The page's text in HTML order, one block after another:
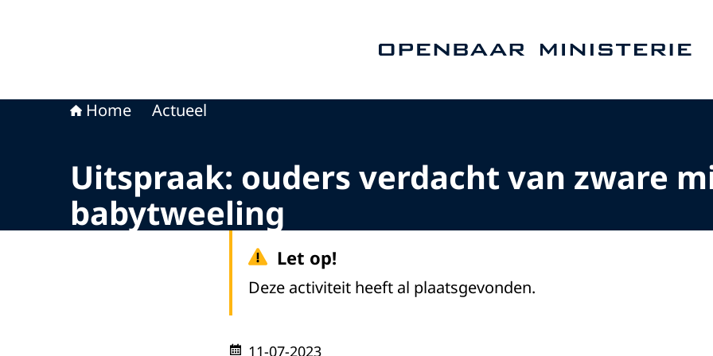
Home Actueel
Uitspraak: ouders verdacht van zware
babytweeling
Let op!
Deze activiteit heeft al plaatsgevonden.
11-07-2023